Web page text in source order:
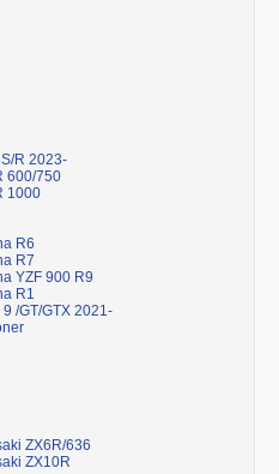
R 2023-
600/750
1000
R6
R7
YZF 900 R9
R1
/GT/GTX 2021-
ZX6R/636
ZX10R